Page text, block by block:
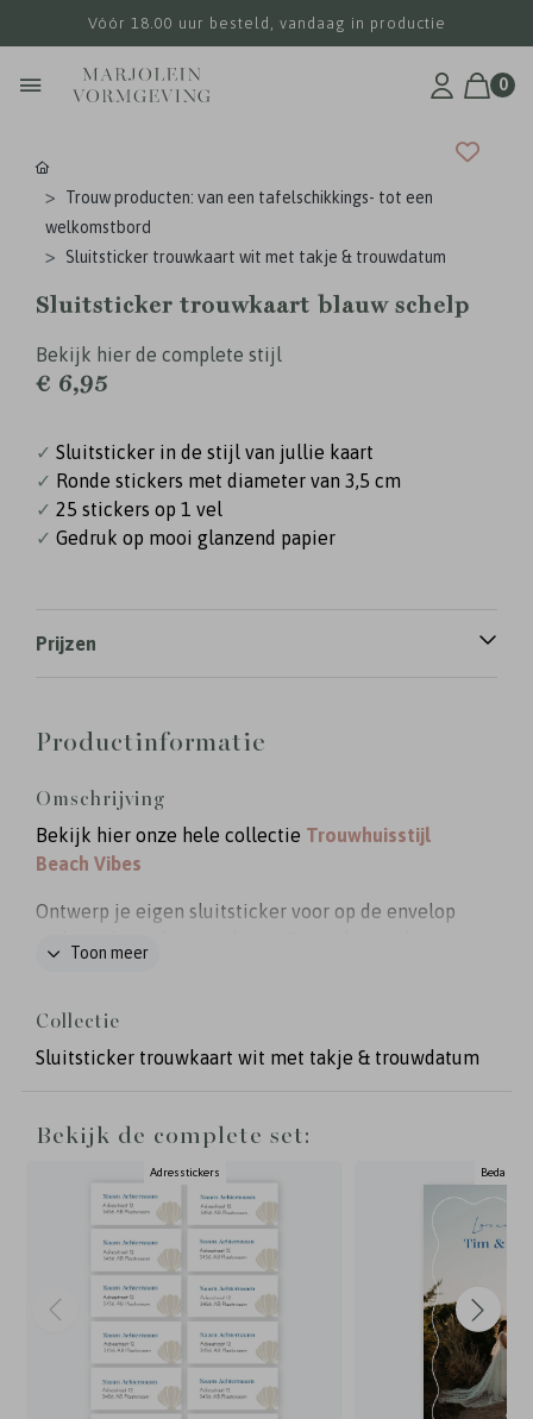
Vóór 18.00 uur besteld, vandaag in productie
0
Trouw producten: van een tafelschikkings- tot een
welkomstbord
Sluitsticker trouwkaart wit met takje & trouwdatum
Sluitsticker trouwkaart blauw schelp
Bekijk hier de complete stijl
€ 6,95
✓ Sluitsticker in de stijl van jullie kaart
✓ Ronde stickers met diameter van 3,5 cm
✓ 25 stickers op 1 vel
✓ Gedruk op mooi glanzend papier
Prijzen
Productinformatie
Omschrijving
Bekijk hier onze hele collectie Trouwhuisstijl
Beach Vibes
Ontwerp je eigen sluitsticker voor op de envelop
Toon meer
Collectie
Sluitsticker trouwkaart wit met takje & trouwdatum
Bekijk de complete set:
Adresstickers